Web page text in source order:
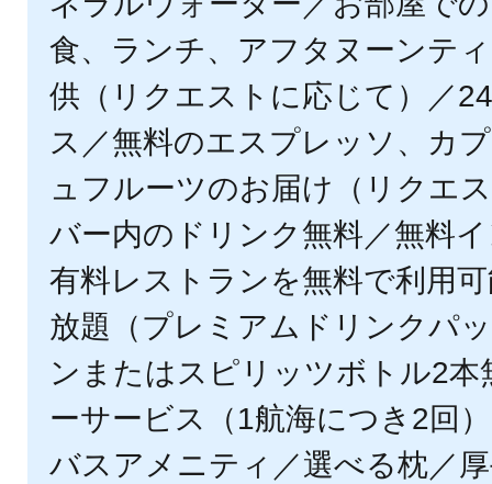
食、ランチ、アフタヌーンテ
供（リクエストに応じて）／
ス／無料のエスプレッソ、カ
ュフルーツのお届け（リクエ
バー内のドリンク無料／無料
有料レストランを無料で利用
放題（プレミアムドリンクパ
ンまたはスピリッツボトル2本
ーサービス（1航海につき2回
バスアメニティ／選べる枕／